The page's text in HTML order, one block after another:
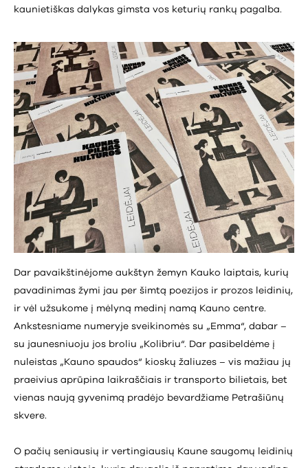
kaunietiškas dalykas gimsta vos keturių rankų pagalba.
Dar pavaikštinėjome aukštyn žemyn Kauko laiptais, kurių
pavadinimas žymi jau per šimtą poezijos ir prozos leidinių,
ir vėl užsukome į mėlyną medinį namą Kauno centre.
Ankstesniame numeryje sveikinomės su „Emma“, dabar –
su jaunesniuoju jos broliu „Kolibriu“. Dar pasibeldėme į
nuleistas „Kauno spaudos“ kioskų žaliuzes – vis mažiau jų
praeivius aprūpina laikraščiais ir transporto bilietais, bet
vienas naują gyvenimą pradėjo bevardžiame Petrašiūnų
skvere.
O pačių seniausių ir vertingiausių Kaune saugomų leidinių